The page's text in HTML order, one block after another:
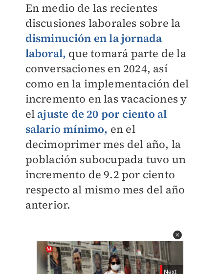
En medio de las recientes
discusiones laborales sobre la
disminución en la jornada
laboral, que tomará parte de la
conversaciones en 2024, así
como en la implementación del
incremento en las vacaciones y
el ajuste de 20 por ciento al
salario mínimo, en el
decimoprimer mes del año, la
población subocupada tuvo un
incremento de 9.2 por ciento
respecto al mismo mes del año
anterior.